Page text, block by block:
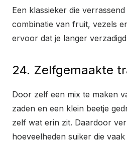
Een klassieker die
combinatie van fruit, vezels
ervoor dat je langer
24. Zelfgemaakte
Door zelf een mix te maken
zaden en een klein beetje
zelf wat erin zit. Daardoor
hoeveelheden suiker die